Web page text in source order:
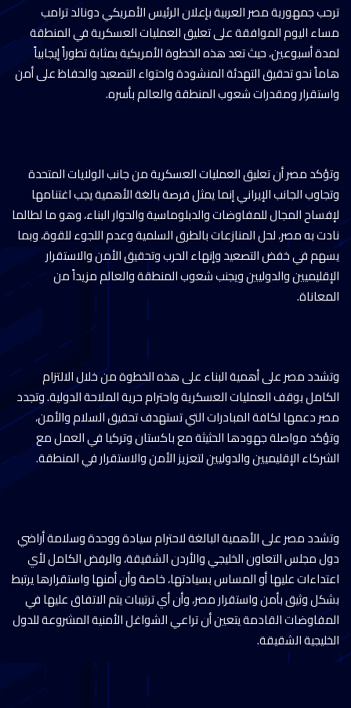
ترحب جمهورية مصر العربية بإعلان الرئيس الأمريكي دونالد ترامب
مساء اليوم الموافقة على تعليق العمليات العسكرية في المنطقة
لمدة أسبوعين، حيث تعد هذه الخطوة الأمريكية بمثابة تطوراً إيجابياً
هاماً نحو تحقيق التهدئة المنشودة واحتواء التصعيد والحفاظ على أمن
واستقرار ومقدرات شعوب المنطقة والعالم بأسره.
وتؤكد مصر أن تعليق العمليات العسكرية من جانب الولايات المتحدة
وتجاوب الجانب الإيراني إنما يمثل فرصة بالغة الأهمية يجب اغتنامها
لإفساح المجال للمفاوضات والدبلوماسية والحوار البناء، وهو ما لطالما
نادت به مصر، لحل المنازعات بالطرق السلمية وعدم اللجوء للقوة، وبما
يسهم في خفض التصعيد وإنهاء الحرب وتحقيق الأمن والاستقرار
الإقليميين والدوليين ويجنب شعوب المنطقة والعالم مزيداً من
المعاناة.
وتشدد مصر على أهمية البناء على هذه الخطوة من خلال الالتزام
الكامل بوقف العمليات العسكرية واحترام حرية الملاحة الدولية. وتجدد
مصر دعمها لكافة المبادرات التي تستهدف تحقيق السلام والأمن،
وتؤكد مواصلة جهودها الحثيثة مع باكستان وتركيا في العمل مع
الشركاء الإقليميين والدوليين لتعزيز الأمن والاستقرار في المنطقة.
وتشدد مصر على الأهمية البالغة لاحترام سيادة ووحدة وسلامة أراضي
دول مجلس التعاون الخليجي والأردن الشقيقة، والرفض الكامل لأي
اعتداءات عليها أو المساس بسيادتها، خاصة وأن أمنها واستقرارها يرتبط
بشكل وثيق بأمن واستقرار مصر، وأن أي ترتيبات يتم الاتفاق عليها في
المفاوضات القادمة يتعين أن تراعي الشواغل الأمنية المشروعة للدول
الخليجية الشقيقة.